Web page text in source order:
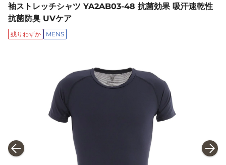
袖ストレッチシャツ YA2AB03-48 抗菌効果 吸汗速乾性
抗菌防臭 UVケア
残りわずか MENS